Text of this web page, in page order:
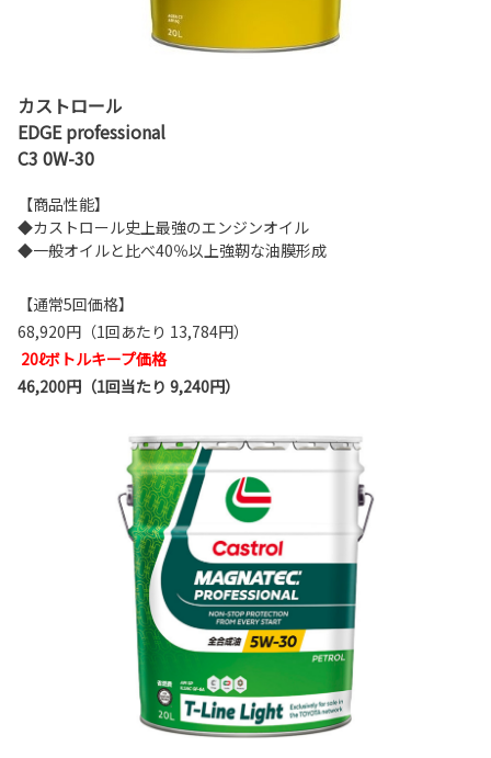
カストロール
EDGE professional
C3 0W-30
【商品性能】
◆カストロール史上最強のエンジンオイル
◆一般オイルと比べ40％以上強靭な油膜形成
【通常5回価格】
68,920円（1回あたり 13,784円）
20ℓボトルキープ価格
46,200円（1回当たり 9,240円）